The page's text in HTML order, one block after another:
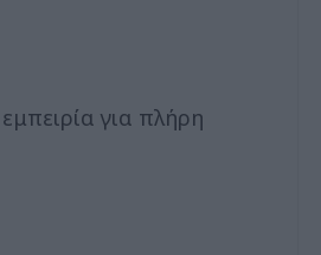
για πλήρη